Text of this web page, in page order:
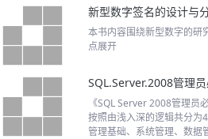
人员、服务器和数据存储系
员、分布式系统架构师等互
序员阅读。
本书内容围绕新型数字的研
点展开
《SQL Server 2008管理员
按照由浅入深的逻辑共分为
管理基础、系统管理、数据